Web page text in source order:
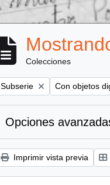
Colecciones
Remove filter:
Subserie Remove filter:
Con objetos
Opciones
Imprimir vista previa